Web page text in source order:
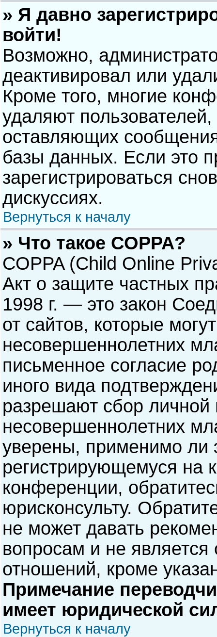
» Я давно
войти!
Возможно,
деактивировал или
Кроме того, многие
удаляют
оставляющих
базы данных. Если это
зарегистрироваться
дискуссиях.
Вернуться к началу
» Что такое COPPA?
COPPA (Child Online
Акт о защите частных
1998 г. — это закон
от сайтов, которые
несовершеннолетних
письменное согласие
иного вида
разрешают сбор
несовершеннолетних
уверены, применимо ли
регистрирующемуся на
конференции,
юрисконсульту.
не может давать
вопросам и не
отношений, кроме
Примечание
имеет юридической
Вернуться к началу